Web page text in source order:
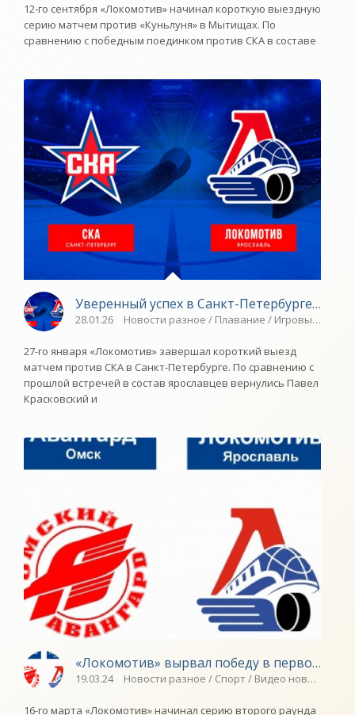
12-го сентября «Локомотив» начинал короткую выездную
серию матчем против «Куньлуня» в Мытищах. По
сравнению с победным поединком против СКА в составе
Уверенный успех в Санкт-Петербурге -
28.01.26 Новости разное / Плавание / Игровые виды
27-го января «Локомотив» завершал короткий выезд
матчем против СКА в Санкт-Петербурге. По сравнению с
прошлой встречей в состав ярославцев вернулись Павел
Красковский и
«Локомотив» вырвал победу в первом
19.03.24 Новости разное / Спорт / Видео новости /
16-го марта «Локомотив» начинал серию второго раунда